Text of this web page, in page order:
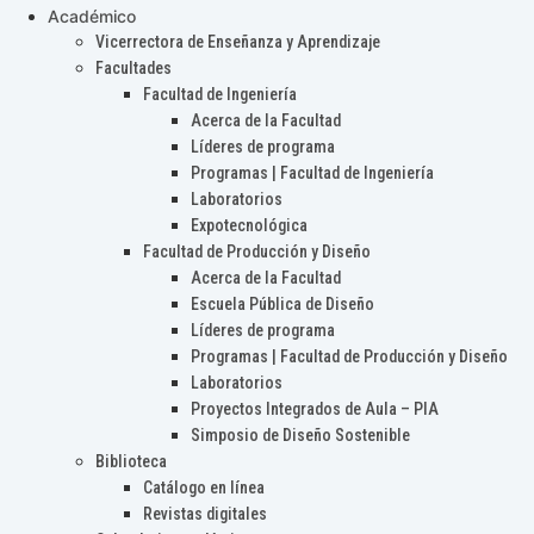
Académico
Vicerrectora de Enseñanza y Aprendizaje
Facultades
Facultad de Ingeniería
Acerca de la Facultad
Líderes de programa
Programas | Facultad de Ingeniería
Laboratorios
Expotecnológica
Facultad de Producción y Diseño
Acerca de la Facultad
Escuela Pública de Diseño
Líderes de programa
Programas | Facultad de Producción y Diseño
Laboratorios
Proyectos Integrados de Aula – PIA
Simposio de Diseño Sostenible
Biblioteca
Catálogo en línea
Revistas digitales